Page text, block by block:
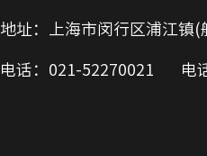
地址：上海市闵行区浦江镇
电话：021-52270021 电